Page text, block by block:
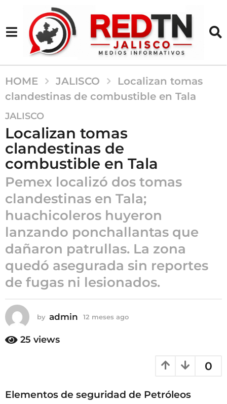
HOME JALISCO
Localizan tomas
clandestinas de combustible en Tala
1
2
m
e
s
s
a
g
o
1
2
e
s
s
a
o
JALISCO
Localizan tomas
clandestinas de
combustible en Tala
Pemex localizó dos tomas
clandestinas en Tala;
huachicoleros huyeron
lanzando ponchallantas que
dañaron patrullas. La zona
quedó asegurada sin reportes
de fugas ni lesionados.
by admin 12 meses ago
g
25 views
0
Elementos de seguridad de Petróleos